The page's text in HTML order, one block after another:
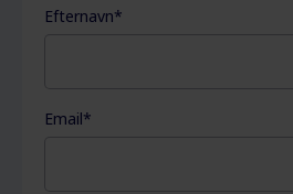
Efternavn*
Email*